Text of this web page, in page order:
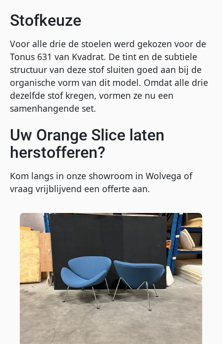
Stofkeuze
Voor alle drie de stoelen werd gekozen voor de
Tonus 631 van Kvadrat. De tint en de subtiele
structuur van deze stof sluiten goed aan bij de
organische vorm van dit model. Omdat alle drie
dezelfde stof kregen, vormen ze nu een
samenhangende set.
Uw Orange Slice laten
herstofferen?
Kom langs in onze showroom in Wolvega of
vraag vrijblijvend een offerte aan.